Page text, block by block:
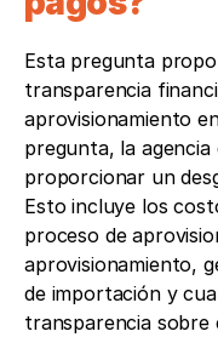
Esta pregunta
transparencia
aprovisionamiento
pregunta, la
proporcionar un
Esto incluye los
proceso de
aprovisionamiento,
de importación y
transparencia sobre